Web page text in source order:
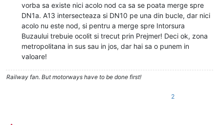
vorba sa existe nici acolo nod ca sa se poata merge spre
DN1a. A13 intersecteaza si DN10 pe una din bucle, dar nici
acolo nu este nod, si pentru a merge spre Intorsura
Buzaului trebuie ocolit si trecut prin Prejmer! Deci ok, zona
metropolitana in sus sau in jos, dar hai sa o punem in
valoare!
Railway fan. But motorways have to be done first!
2